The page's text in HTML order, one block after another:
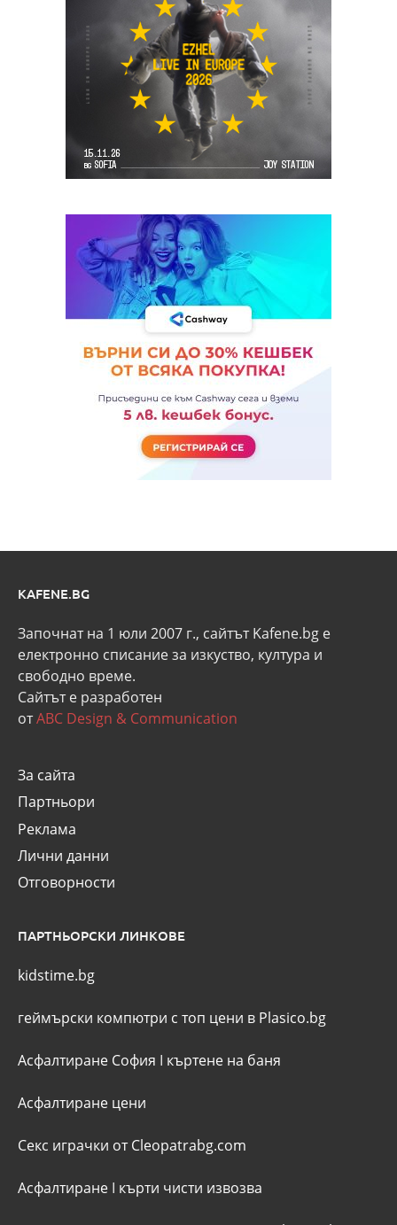
KAFENE.BG
Започнат на 1 юли 2007 г., сайтът Kafene.bg e
eлектронно списание за изкуство, култура и
свободно време.
Сайтът е разработен
отABC Design & Communication
За сайта
Партньори
Реклама
Лични данни
Отговорности
ПАРТНЬОРСКИ ЛИНКОВЕ
kidstime.bg
геймърски компютри с топ цени в Plasico.bg
Асфалтиране София I къртене на баня
Асфалтиране цени
Секс играчки от Cleopatrabg.com
Асфалтиране I кърти чисти извозва